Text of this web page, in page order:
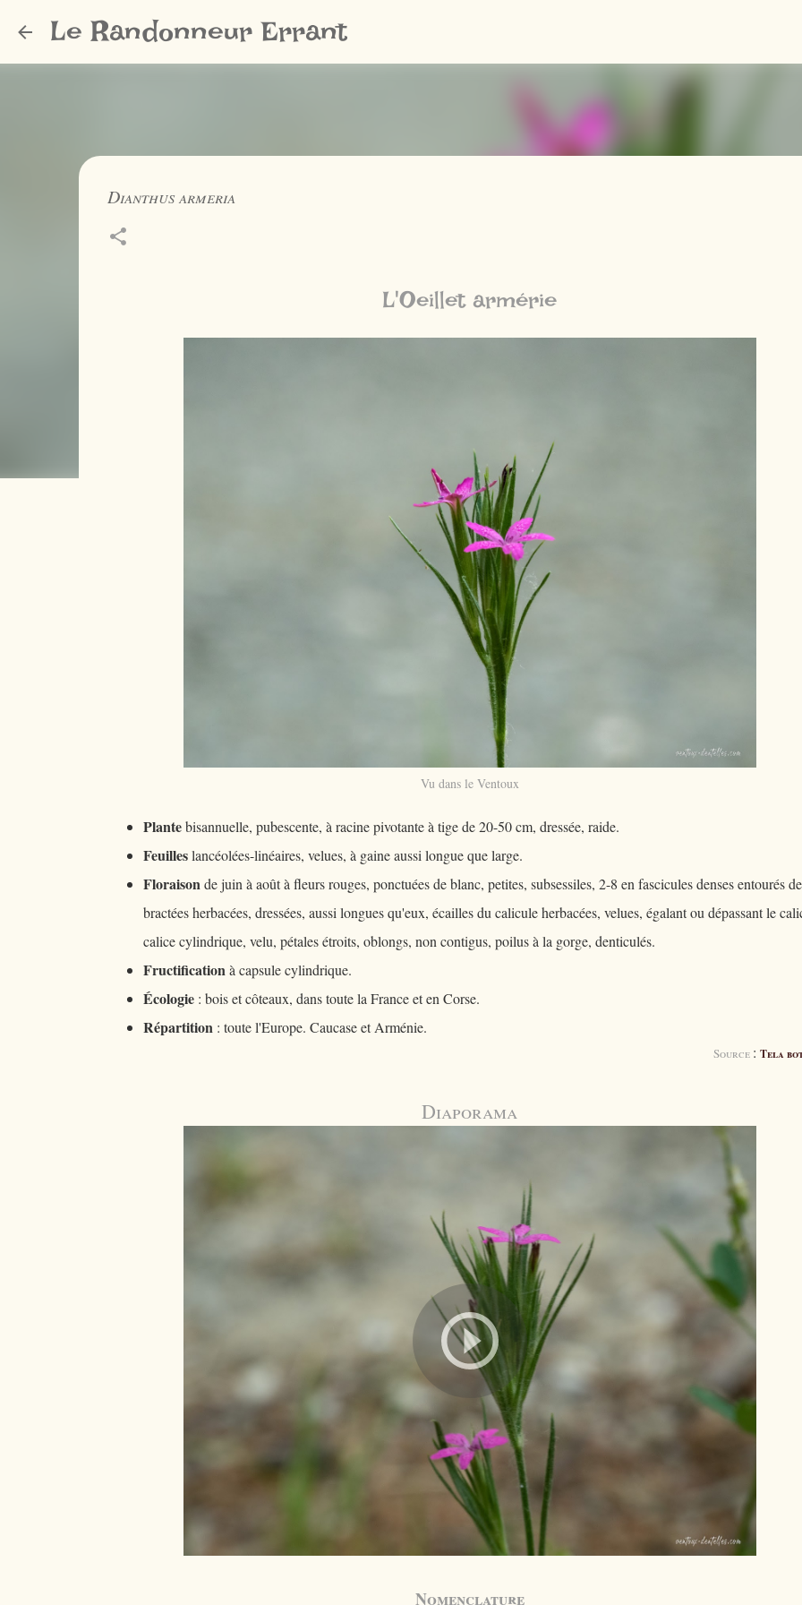
Le Randonneur Errant
Dianthus armeria
L'Oeillet armérie
Vu dans le Ventoux
Plantebisannuelle, pubescente, à racine pivotante à tige de 20-50 cm, dressée, raide.
Feuilleslancéolées-linéaires, velues, à gaine aussi longue que large.
Floraison de juin à août à fleurs rouges, ponctuées de blanc, petites, subsessiles, 2-8 en fascicules denses entourés de
bractées herbacées, dressées, aussi longues qu'eux, écailles du calicule herbacées, velues, égalant ou dépassant le
calice cylindrique, velu, pétales étroits, oblongs, non contigus, poilus à la gorge, denticulés.
Fructification à capsule cylindrique.
Écologie: bois et côteaux, dans toute la France et en Corse.
Répartition : toute l'Europe. Caucase et Arménie.
Source : Tela
Diaporama
Nomenclature